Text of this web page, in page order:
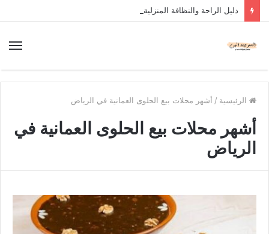
دليل الراحة والنظافة المنزلية
الرئيسية / أشهر محلات بيع الحلوى العمانية في الرياض
أشهر محلات بيع الحلوى العمانية في
الرياض